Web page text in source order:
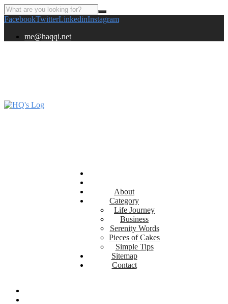
FacebookTwitterLinkedinInstagram
me@haqqi.net
About
Category
Life Journey
Business
Serenity Words
Pieces of Cakes
Simple Tips
Sitemap
Contact